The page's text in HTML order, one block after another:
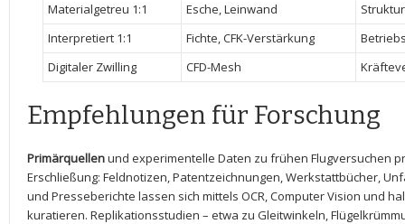
Materialgetreu ‌1:1
Esche,‍ Leinwand
Interpretiert ‌1:1
Fichte, ⁢CFK-Verstärkung
Digitaler Zwilling
CFD-Mesh
Empfehlungen für Forschung
Primärquellenund experimentelle ⁢Daten ‌zu frühen Flugversuchen
Erschließung: Feldnotizen, Patentzeichnungen, ⁤Werkstattbücher,
⁣und⁣ Presseberichte lassen ⁢sich ‌mittels ⁤OCR, Computer‌ Vision ⁢und
kuratieren. Replikationsstudien – etwa zu ⁢Gleitwinkeln,